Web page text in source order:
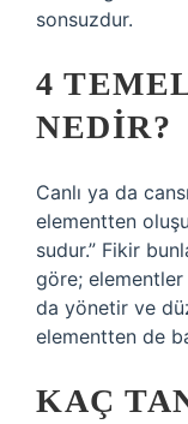
sonsuzdur.
4
NEDIR?
Canlı ya da
elementten
sudur.” Fikir
göre;
da yönetir ve
elementten de
KAÇ